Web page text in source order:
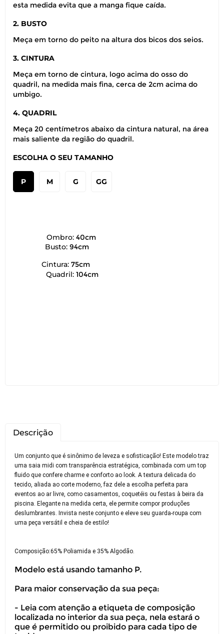
esta medida evita que a manga fique caída.
2. BUSTO
Meça em torno do peito na altura dos bicos dos seios.
3. CINTURA
Meça em torno de cintura, logo acima do osso do
quadril, na medida mais fina, cerca de 2cm acima do
umbigo.
4. QUADRIL
Meça 20 centímetros abaixo da cintura natural, na área
mais saliente da região do quadril.
ESCOLHA O SEU TAMANHO
P M G GG
Ombro: 40cm
Busto: 94cm
Cintura: 75cm
Quadril: 104cm
Descrição
Um conjunto que é sinônimo de leveza e sofisticação! Este modelo traz
uma saia midi com transparência estratégica, combinada com um top
fluido que confere charme e conforto ao look. A textura delicada do
tecido, aliada ao corte moderno, faz dele a escolha perfeita para
eventos ao ar livre, como casamentos, coquetéis ou festas à beira da
piscina. Elegante na medida certa, ele permite compor produções
deslumbrantes. Invista neste conjunto e eleve seu guarda-roupa com
uma peça versátil e cheia de estilo!
Composição:65% Poliamida e 35% Algodão.
Modelo está usando tamanho P.
Para maior conservação da sua peça:
- Leia com atenção a etiqueta de composição
localizada no interior da sua peça, nela estará o
que é permitido ou proibido para cada tipo de